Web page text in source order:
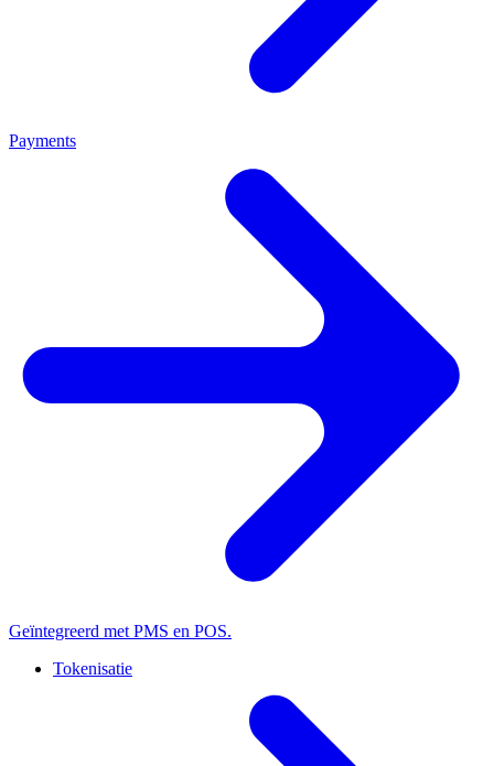
Payments
Geïntegreerd met PMS en POS.
Tokenisatie